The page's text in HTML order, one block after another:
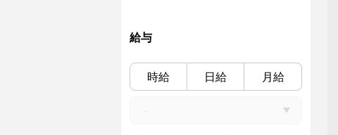
給与
時給 日給 月給